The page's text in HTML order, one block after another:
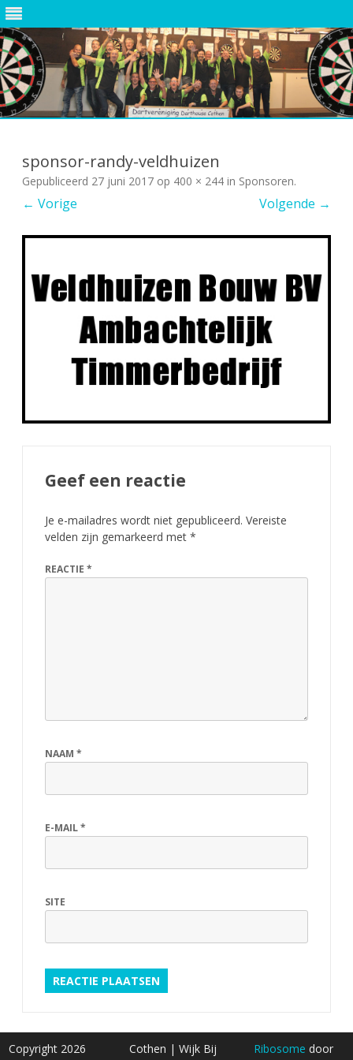
de
inhoud
sponsor-randy-veldhuizen
Gepubliceerd 27 juni 2017 op 400 × 244 in Sponsoren.
← Vorige Volgende →
Geef een reactie
Je e-mailadres wordt niet gepubliceerd. Vereiste
velden zijn gemarkeerd met *
REACTIE *
NAAM *
E-MAIL*
SITE
Copyright 2026 Cothen | Wijk Bij Ribosome door